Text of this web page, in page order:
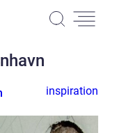
inspiration